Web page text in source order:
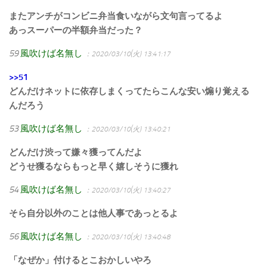
またアンチがコンビニ弁当食いながら文句言ってるよ
あっスーパーの半額弁当だった？
59 風吹けば名無し ：2020/03/10(火) 13:41:17
>>51
どんだけネットに依存しまくってたらこんな安い煽り覚える
んだろう
53 風吹けば名無し ：2020/03/10(火) 13:40:21
どんだけ渋って嫌々獲ってんだよ
どうせ獲るならもっと早く嬉しそうに獲れ
54 風吹けば名無し ：2020/03/10(火) 13:40:27
そら自分以外のことは他人事であっとるよ
56 風吹けば名無し ：2020/03/10(火) 13:40:48
「なぜか」付けるとこおかしいやろ